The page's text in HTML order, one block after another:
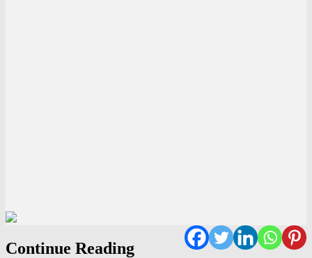
Continue Reading